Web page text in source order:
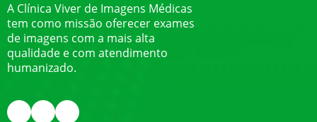
A Clínica Viver de Imagens Médicas
tem como missão oferecer exames
de imagens com a mais alta
qualidade e com atendimento
humanizado.